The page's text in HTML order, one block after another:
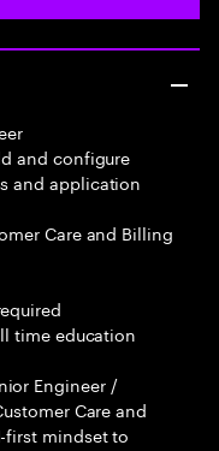
and configure
and application
Care and Billing
time education
Engineer /
Care and
first mindset to